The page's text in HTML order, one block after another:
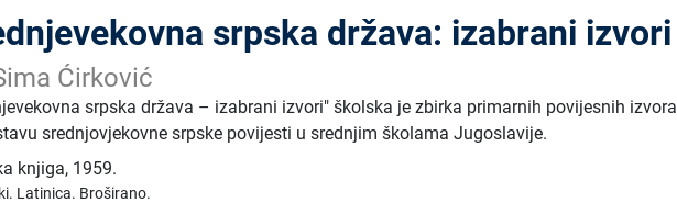
srpska država: izabrani izvori
Ćirković
srpska država – izabrani izvori" školska je zbirka primarnih povijesnih izvora
srednjovjekovne srpske povijesti u srednjim školama Jugoslavije.
knjiga, 1959.
Latinica. Broširano.